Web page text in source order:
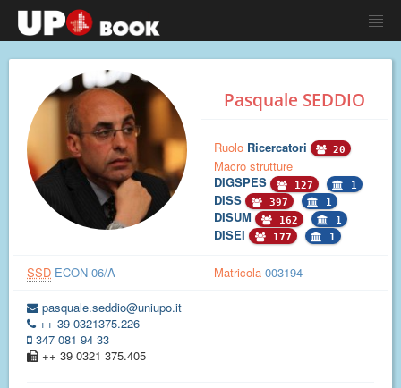
Pasquale SEDDIO
Ruolo Ricercatori 20
Macro strutture
DIGSPES
127 1
DISS 397 1
DISUM 162 1
DISEI 177 1
SSD ECON-06/A Matricola 003194
pasquale.seddio@uniupo.it
++ 39 0321375.226
347 081 94 33
++ 39 0321 375.405